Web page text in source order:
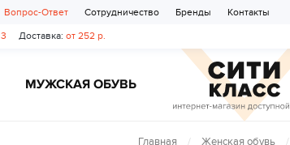
МУЖСКАЯ ОБУВЬ
3 Доставка: от 252 р.
Вопрос-Ответ Сотрудничество Бренды Контакты
Главная Женская обувь